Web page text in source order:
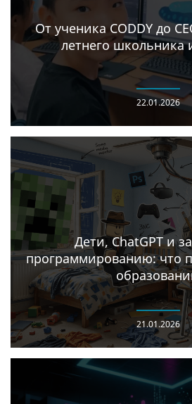
От ученика CODDY до
летнего школьника
22.01.2026
Дети, ChatGPT и
программированию: что
21.01.2026